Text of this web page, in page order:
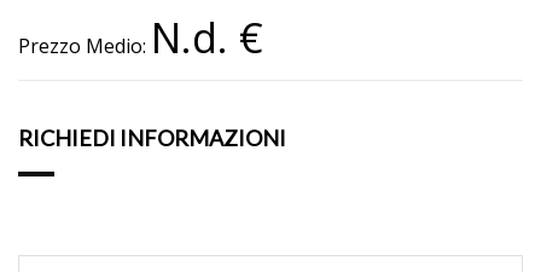
Prezzo Medio: N.d. €
RICHIEDI INFORMAZIONI